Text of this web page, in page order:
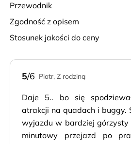
przewodnik
zgodność z opisem
stosunek jakości do ceny
5/6 Piotr, Z rodziną
Daje 5.. bo się
atrakcji na quadach i buggy.
wyjazdu w bardziej
minutowy przejazd po